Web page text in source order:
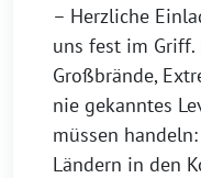
– Herzliche
uns fest im
Großbrände,
nie gekanntes
müssen
Ländern in den